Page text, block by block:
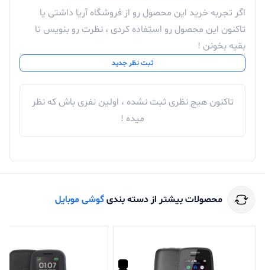
اگر تجربه خرید این محصول رو از فروشگاه آریا داشتی یا
تاکنون این محصول رو استفاده کردی ، نظرت رو بنویس تا
بقیه بخونن !
ثبت نظر جدید
تاکنون هیچ نظری ثبت نشده ، اولین نفری باش که نظر
میده !
محصولات بیشتر از دسته بندیگوشی موبایل